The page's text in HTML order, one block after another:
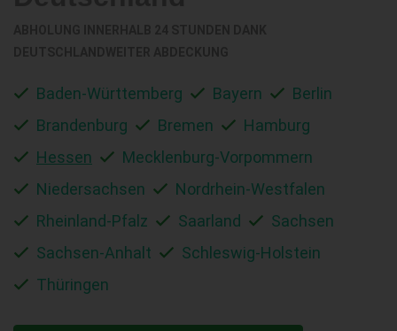
Baden-Württemberg Bayern
Berlin
Brandenburg
Bremen
Hamburg
Hessen
Mecklenburg-Vorpommern
Niedersachsen
Nordrhein-Westfalen
Rheinland-Pfalz
Saarland
Sachsen
Sachsen-Anhalt
Schleswig-Holstein
Thüringen